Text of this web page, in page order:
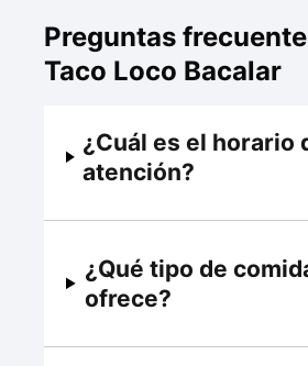
Preguntas
Taco Loco Bacalar
¿Cuál es el horario
atención?
¿Qué tipo de
ofrece?